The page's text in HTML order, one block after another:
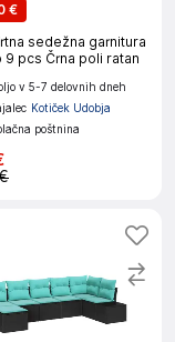
€
sedežna garnitura
9 pcs Črna poli ratan
v 5-7 delovnih dneh
Kotiček Udobja
poštnina